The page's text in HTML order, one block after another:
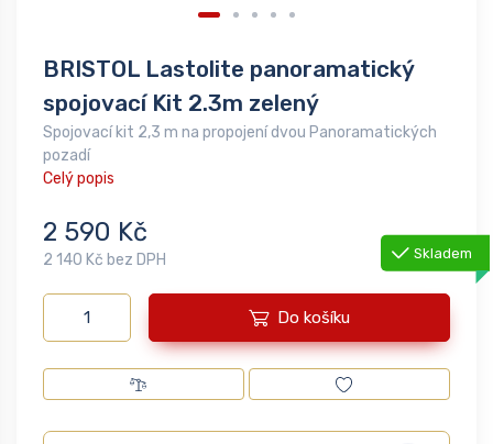
BRISTOL Lastolite panoramatický
spojovací Kit 2.3m zelený
Spojovací kit 2,3 m na propojení dvou Panoramatických
pozadí
Celý popis
2 590 Kč
2 140 Kč bez DPH Skladem
Do košíku